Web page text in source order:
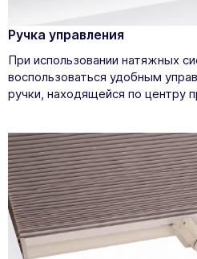
Ручка управления
При использовании натяжных
воспользоваться удобным
ручки, находящейся по центру